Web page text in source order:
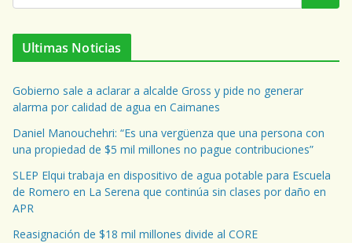
Ultimas Noticias
Gobierno sale a aclarar a alcalde Gross y pide no generar
alarma por calidad de agua en Caimanes
Daniel Manouchehri: “Es una vergüenza que una persona con
una propiedad de $5 mil millones no pague contribuciones”
SLEP Elqui trabaja en dispositivo de agua potable para Escuela
de Romero en La Serena que continúa sin clases por daño en
APR
Reasignación de $18 mil millones divide al CORE